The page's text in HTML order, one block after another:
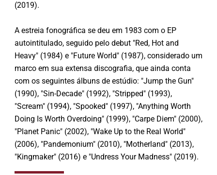
(2019).
A estreia fonográfica se deu em 1983 com o EP
autointitulado, seguido pelo debut "Red, Hot and
Heavy" (1984) e "Future World" (1987), considerado um
marco em sua extensa discografia, que ainda conta
com os seguintes álbuns de estúdio: "Jump the Gun"
(1990), "Sin-Decade" (1992), "Stripped" (1993),
"Scream" (1994), "Spooked" (1997), "Anything Worth
Doing Is Worth Overdoing" (1999), "Carpe Diem" (2000),
"Planet Panic" (2002), "Wake Up to the Real World"
(2006), "Pandemonium" (2010), "Motherland" (2013),
"Kingmaker" (2016) e "Undress Your Madness" (2019).